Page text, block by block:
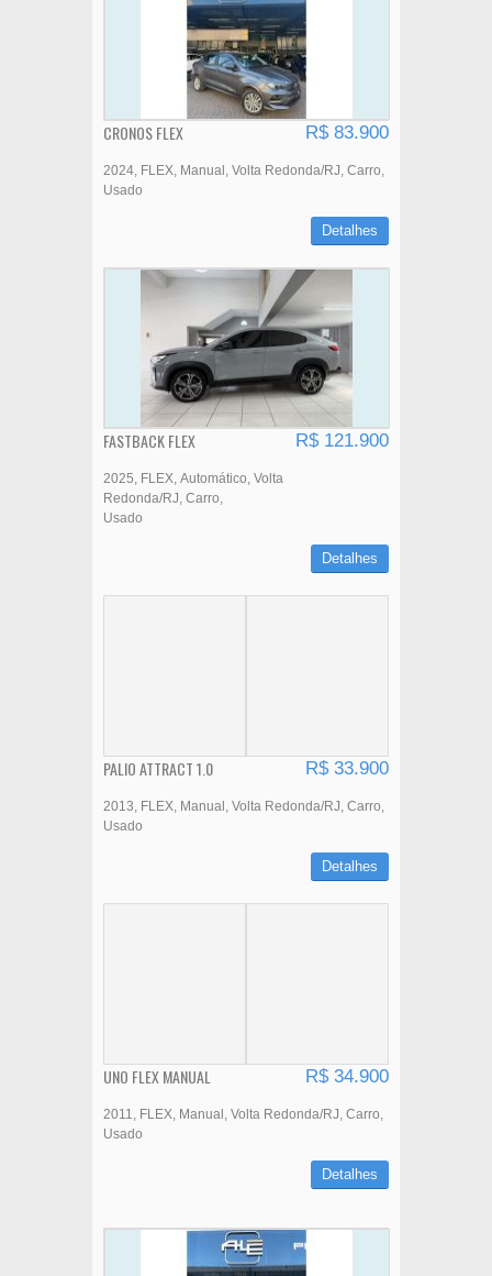
CRONOS FLEX R$ 83.900
2024 FLEX Manual Volta Redonda/RJ Carro
Usado
Detalhes
FASTBACK FLEX R$ 121.900
2025 FLEX Automático Volta
Redonda/RJ Carro
Usado
Detalhes
PALIO ATTRACT 1.0 R$ 33.900
2013 FLEX Manual Volta Redonda/RJ Carro
Usado
Detalhes
UNO FLEX MANUAL R$ 34.900
2011 FLEX Manual Volta Redonda/RJ Carro
Usado
Detalhes